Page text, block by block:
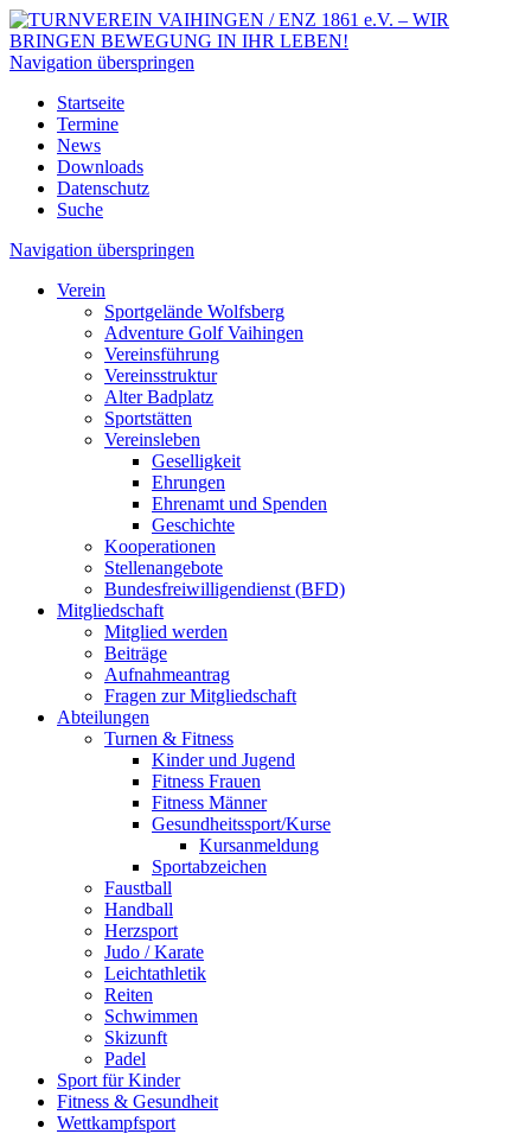
Navigation überspringen
Startseite
Termine
News
Downloads
Datenschutz
Suche
Navigation überspringen
Verein
Sportgelände Wolfsberg
Adventure Golf Vaihingen
Vereinsführung
Vereinsstruktur
Alter Badplatz
Sportstätten
Vereinsleben
Geselligkeit
Ehrungen
Ehrenamt und Spenden
Geschichte
Kooperationen
Stellenangebote
Bundesfreiwilligendienst (BFD)
Mitgliedschaft
Mitglied werden
Beiträge
Aufnahmeantrag
Fragen zur Mitgliedschaft
Abteilungen
Turnen & Fitness
Kinder und Jugend
Fitness Frauen
Fitness Männer
Gesundheitssport/Kurse
Kursanmeldung
Sportabzeichen
Faustball
Handball
Herzsport
Judo / Karate
Leichtathletik
Reiten
Schwimmen
Skizunft
Padel
Sport für Kinder
Fitness & Gesundheit
Wettkampfsport